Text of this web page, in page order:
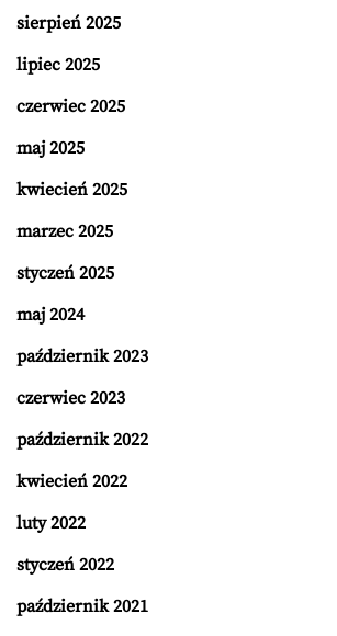
sierpień 2025
lipiec 2025
czerwiec 2025
maj 2025
kwiecień 2025
marzec 2025
styczeń 2025
maj 2024
październik 2023
czerwiec 2023
październik 2022
kwiecień 2022
luty 2022
styczeń 2022
październik 2021